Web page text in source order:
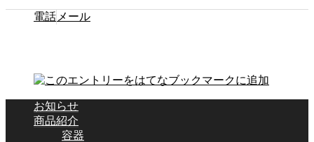
電話 メール
お知らせ
商品紹介
容器